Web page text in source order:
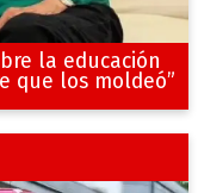
la educación
que los moldeó”